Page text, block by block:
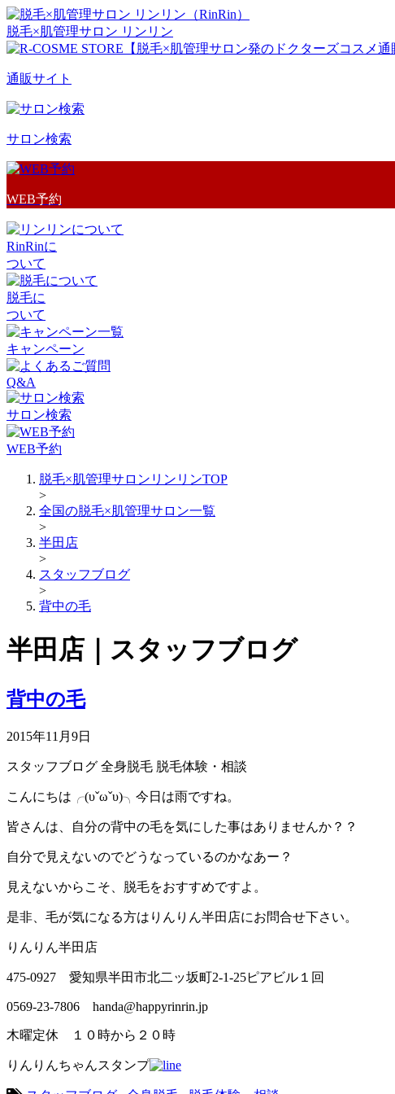
脱毛×肌管理サロン リンリン
通販サイト
サロン検索
WEB予約
RinRinに
ついて
脱毛に
ついて
キャンペーン
Q&A
サロン検索
WEB予約
脱毛×肌管理サロンリンリンTOP
>
全国の脱毛×肌管理サロン一覧
>
半田店
>
スタッフブログ
>
背中の毛
半田店｜スタッフブログ
背中の毛
2015年11月9日
スタッフブログ 全身脱毛 脱毛体験・相談
こんにちは╭(υˇωˇυ)╮今日は雨ですね。
皆さんは、自分の背中の毛を気にした事はありませんか？？
自分で見えないのでどうなっているのかなあー？
見えないからこそ、脱毛をおすすめですよ。
是非、毛が気になる方はりんりん半田店にお問合せ下さい。
りんりん半田店
475-0927 愛知県半田市北二ッ坂町2-1-25ピアビル１回
0569-23-7806 handa@happyrinrin.jp
木曜定休 １０時から２０時
りんりんちゃんスタンプ